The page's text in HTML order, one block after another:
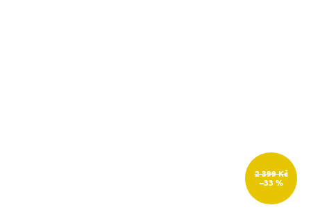
2 399 Kč
–33 %